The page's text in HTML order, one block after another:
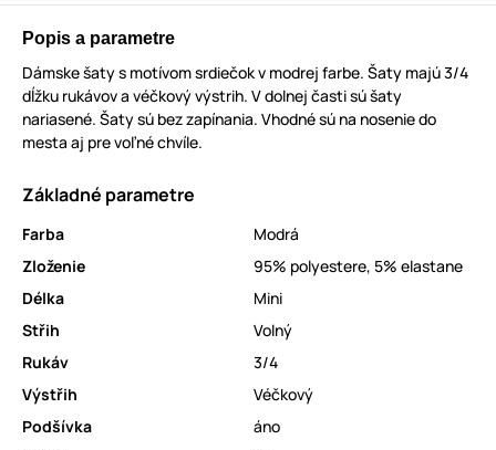
Popis a parametre
Dámske šaty s motívom srdiečok v modrej farbe. Šaty majú 3/4
dĺžku rukávov a véčkový výstrih. V dolnej časti sú šaty
nariasené. Šaty sú bez zapínania. Vhodné sú na nosenie do
mesta aj pre voľné chvíle.
Základné parametre
Farba
Modrá
Zloženie
95% polyestere, 5% elastane
Délka
Mini
Střih
Volný
Rukáv
3/4
Výstřih
Véčkový
Podšívka
áno